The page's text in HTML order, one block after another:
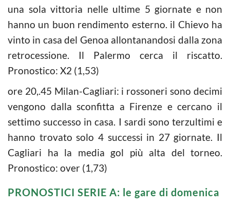
una sola vittoria nelle ultime 5 giornate e non
hanno un buon rendimento esterno. il Chievo ha
vinto in casa del Genoa allontanandosi dalla zona
retrocessione. Il Palermo cerca il riscatto.
Pronostico: X2 (1,53)
ore 20,.45 Milan-Cagliari: i rossoneri sono decimi
vengono dalla sconfitta a Firenze e cercano il
settimo successo in casa. I sardi sono terzultimi e
hanno trovato solo 4 successi in 27 giornate. Il
Cagliari ha la media gol più alta del torneo.
Pronostico: over (1,73)
PRONOSTICI SERIE A: le gare di domenica